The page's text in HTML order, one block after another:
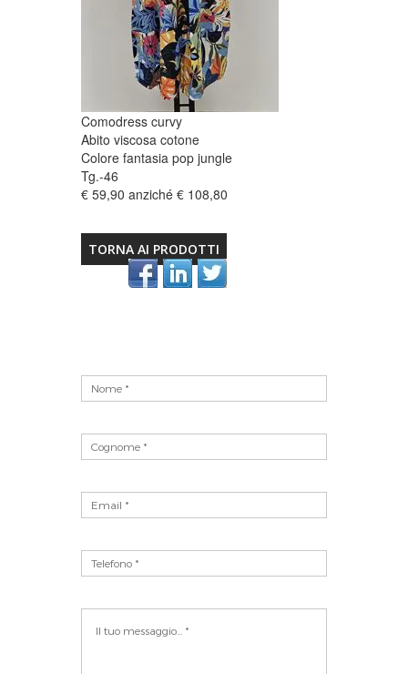
Comodress curvy
Abito viscosa cotone
Colore fantasia pop jungle
Tg.-46
€ 59,90 anziché € 108,80
TORNA AI PRODOTTI